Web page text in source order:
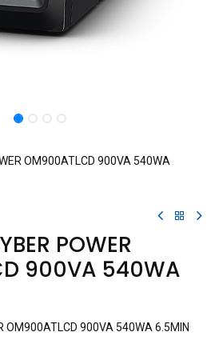
OM900ATLCD 900VA 540WA
POWER
900VA 540WA
OM900ATLCD 900VA 540WA 6.5MIN